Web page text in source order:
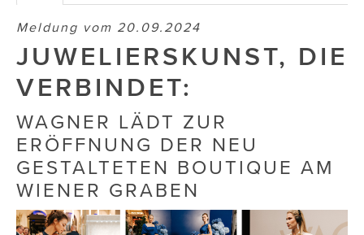
ATELIER FĒ.
Brigitta Nemeth Art
CUBE
Die Dudlerei
Dominic Marcus Singer
Meldung vom 20.09.2024
JUWELIERSKUNST, DIE
VERBINDET:
WAGNER LÄDT ZUR
ERÖFFNUNG DER NEU
GESTALTETEN BOUTIQUE AM
WIENER GRABEN